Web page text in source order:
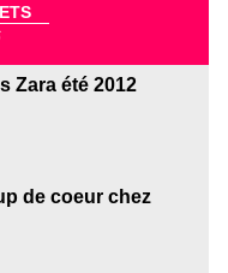
Zara été 2012
de coeur chez